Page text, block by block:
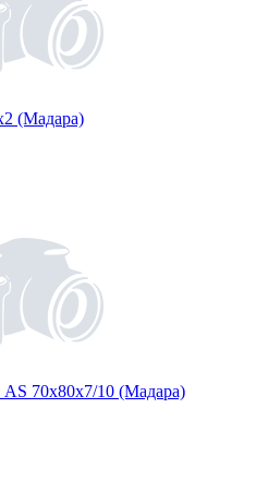
(Мадара)
70х80х7/10 (Мадара)